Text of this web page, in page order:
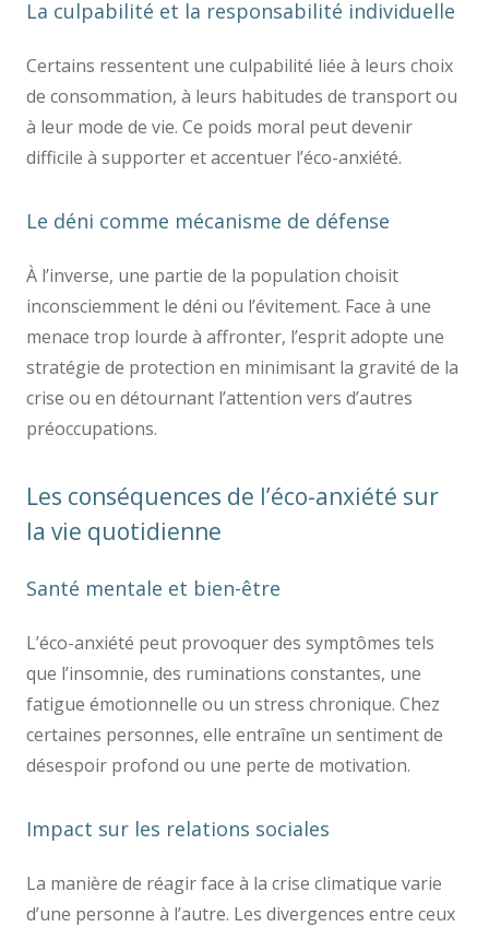
La culpabilité et la responsabilité individuelle
Certains ressentent une culpabilité liée à leurs choix
de consommation, à leurs habitudes de transport ou
à leur mode de vie. Ce poids moral peut devenir
difficile à supporter et accentuer l’éco-anxiété.
Le déni comme mécanisme de défense
À l’inverse, une partie de la population choisit
inconsciemment le déni ou l’évitement. Face à une
menace trop lourde à affronter, l’esprit adopte une
stratégie de protection en minimisant la gravité de la
crise ou en détournant l’attention vers d’autres
préoccupations.
Les conséquences de l’éco-anxiété sur
la vie quotidienne
Santé mentale et bien-être
L’éco-anxiété peut provoquer des symptômes tels
que l’insomnie, des ruminations constantes, une
fatigue émotionnelle ou un stress chronique. Chez
certaines personnes, elle entraîne un sentiment de
désespoir profond ou une perte de motivation.
Impact sur les relations sociales
La manière de réagir face à la crise climatique varie
d’une personne à l’autre. Les divergences entre ceux